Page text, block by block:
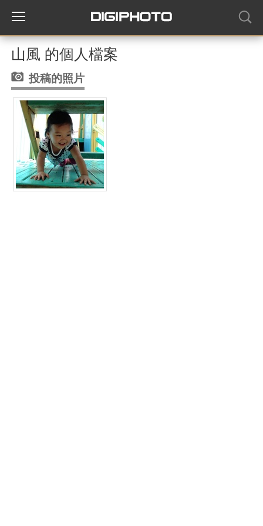
山風 的個人檔案
投稿的照片